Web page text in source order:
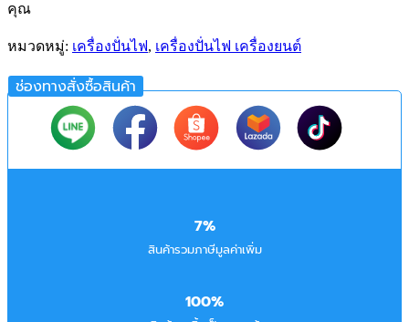
คุณ
หมวดหมู่: เครื่องปั่นไฟ, เครื่องปั่นไฟ เครื่องยนต์
ช่องทางสั่งซื้อสินค้า
7%
สินค้ารวมภาษีมูลค่าเพิ่ม
100%